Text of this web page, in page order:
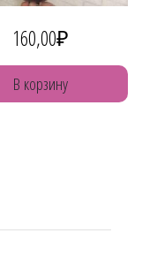
160,00₽
В корзину